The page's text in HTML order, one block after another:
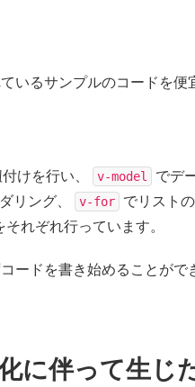
いるサンプルのコードを便
けを行い、
v-model
でデ
リング、 v-for
でリスト
れぞれ行っています。
ードを書き始めることがで
に伴って生じ